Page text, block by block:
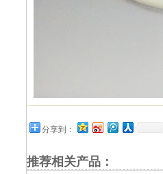
分享到：
推荐相关产品：